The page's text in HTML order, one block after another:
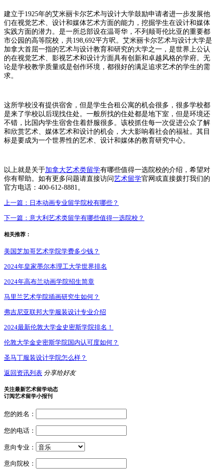
建立于1925年的艾米丽卡尔艺术与设计大学鼓励申请者进一步发展他
们在视觉艺术、设计和媒体艺术方面的能力，挖掘学生在设计和媒体
实践方面的潜力。是一所总部设在温哥华，不列颠哥伦比亚的重要都
市公园的高等院校，共198,692平方呎。艾米丽卡尔艺术与设计大学是
加拿大首屈一指的艺术与设计教育和研究的大学之一，是世界上公认
的在视觉艺术、影视艺术和设计方面具有创新和卓越风格的学府。无
论是学校教学质量或是创作环境，都很好的满足追求艺术的学生的需
求。
这所学校没有提供宿舍，但是学生合租公寓的机会很多，很多学校都
是来了学校以后现找住处。一般所找的住处都是地下室，但是环境还
不错，比国内学生宿舍住着舒服很多。该校抓住每一次促进公众了解
和欣赏艺术、媒体艺术和设计的机会，大大影响着社会的福祉。其目
标是要成为一个世界性的艺术、设计和媒体的教育研究中心。
以上就是关于加拿大艺术类留学有哪些值得一选院校的介绍，希望对
你有帮助。如有更多问题请直接访问艺术留学官网或直接拨打我们的
官方电话：400-612-8881。
上一篇： 日本动画专业留学院校有哪些？
下一篇： 意大利艺术类留学有哪些值得一选院校？
相关推荐：
美国芝加哥艺术学院学费多少钱？
2024年皇家墨尔本理工大学世界排名
2024年高布兰动画学院招生简章
马里兰艺术学院插画研究生如何？
弗吉尼亚联邦大学服装设计专业介绍
2024最新伦敦大学金史密斯学院排名！
伦敦大学金史密斯学院国内认可度如何？
圣马丁服装设计学院怎么样？
返回资讯列表 分享给好友
关注最新艺术留学动态
订阅艺术留学小报刊
您的姓名：
您的电话：
意向专业：
意向院校：